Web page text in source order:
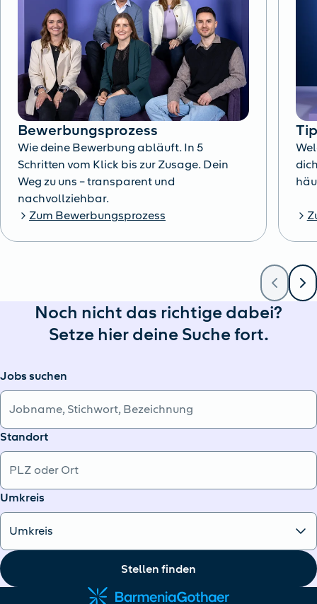
Bewerbungsprozess
Wie deine Bewerbung abläuft. In 5
Schritten vom Klick bis zur Zusage. Dein
Weg zu uns – transparent und
nachvollziehbar.
Zum Bewerbungsprozess
Noch nicht das richtige dabei?
Setze hier deine Suche fort.
Jobs suchen
Standort
Umkreis
Stellen finden